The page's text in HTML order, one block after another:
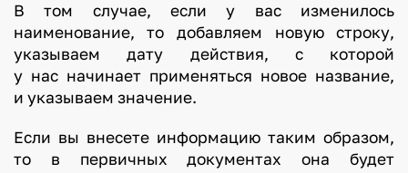
В том случае, если у вас изменилось
наименование, то добавляем новую строку,
указываем дату действия, с которой
у нас начинает применяться новое название,
и указываем значение.
Если вы внесете информацию таким образом,
то в первичных документах она будет